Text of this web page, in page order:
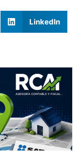
LinkedIn